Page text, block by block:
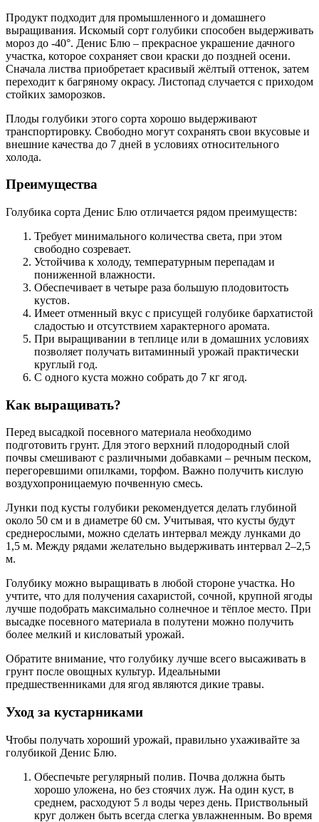
Продукт подходит для промышленного и домашнего
выращивания. Искомый сорт голубики способен выдерживать
мороз до -40°. Денис Блю – прекрасное украшение дачного
участка, которое сохраняет свои краски до поздней осени.
Сначала листва приобретает красивый жёлтый оттенок, затем
переходит к багряному окрасу. Листопад случается с приходом
стойких заморозков.
Плоды голубики этого сорта хорошо выдерживают
транспортировку. Свободно могут сохранять свои вкусовые и
внешние качества до 7 дней в условиях относительного
холода.
Преимущества
Голубика сорта Денис Блю отличается рядом преимуществ:
Требует минимального количества света, при этом
свободно созревает.
Устойчива к холоду, температурным перепадам и
пониженной влажности.
Обеспечивает в четыре раза большую плодовитость
кустов.
Имеет отменный вкус с присущей голубике бархатистой
сладостью и отсутствием характерного аромата.
При выращивании в теплице или в домашних условиях
позволяет получать витаминный урожай практически
круглый год.
С одного куста можно собрать до 7 кг ягод.
Как выращивать?
Перед высадкой посевного материала необходимо
подготовить грунт. Для этого верхний плодородный слой
почвы смешивают с различными добавками – речным песком,
перегоревшими опилками, торфом. Важно получить кислую
воздухопроницаемую почвенную смесь.
Лунки под кусты голубики рекомендуется делать глубиной
около 50 см и в диаметре 60 см. Учитывая, что кусты будут
среднерослыми, можно сделать интервал между лунками до
1,5 м. Между рядами желательно выдерживать интервал 2–2,5
м.
Голубику можно выращивать в любой стороне участка. Но
учтите, что для получения сахаристой, сочной, крупной ягоды
лучше подобрать максимально солнечное и тёплое место. При
высадке посевного материала в полутени можно получить
более мелкий и кисловатый урожай.
Обратите внимание, что голубику лучше всего высаживать в
грунт после овощных культур. Идеальными
предшественниками для ягод являются дикие травы.
Уход за кустарниками
Чтобы получать хороший урожай, правильно ухаживайте за
голубикой Денис Блю.
Обеспечьте регулярный полив. Почва должна быть
хорошо уложена, но без стоячих луж. На один куст, в
среднем, расходуют 5 л воды через день. Приствольный
круг должен быть всегда слегка увлажненным. Во время